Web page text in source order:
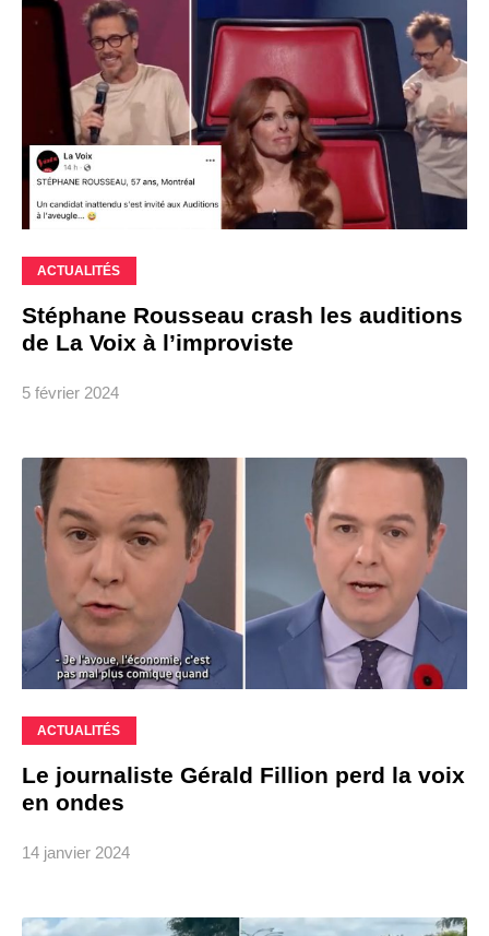
ACTUALITÉS
Stéphane Rousseau crash les auditions
de La Voix à l’improviste
5 février 2024
ACTUALITÉS
Le journaliste Gérald Fillion perd la voix
en ondes
14 janvier 2024